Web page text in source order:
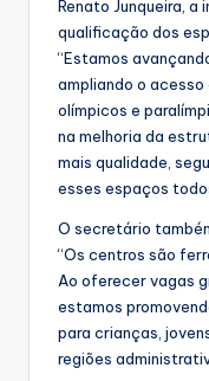
Renato Junqueira,
qualificação dos
“Estamos
ampliando o
olímpicos e
na melhoria da
mais qualidade,
esses espaços
O secretário
“Os centros são
Ao oferecer vagas
estamos
para crianças,
regiões